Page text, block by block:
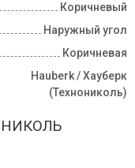
Коричневый
Наружный угол
Коричневая
Hauberk / Хауберк
(Технониколь)